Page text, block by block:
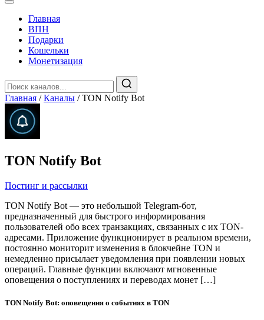
Главная
️ВПН
Подарки
Кошельки
Монетизация
Главная / Каналы / TON Notify Bot
TON Notify Bot
Постинг и рассылки
TON Notify Bot — это небольшой Telegram-бот,
предназначенный для быстрого информирования
пользователей обо всех транзакциях, связанных с их TON-
адресами. Приложение функционирует в реальном времени,
постоянно мониторит изменения в блокчейне TON и
немедленно присылает уведомления при появлении новых
операций. Главные функции включают мгновенные
оповещения о поступлениях и переводах монет […]
TON Notify Bot: оповещения о событиях в TON